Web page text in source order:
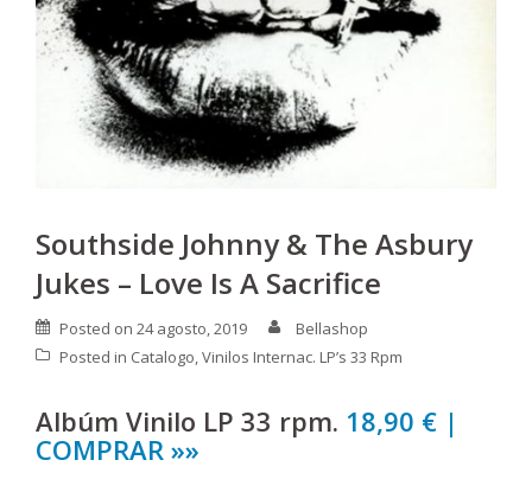
Southside Johnny & The Asbury
Jukes – Love Is A Sacrifice
Posted on 24 agosto, 2019
Bellashop
Posted in Catalogo Vinilos Internac. LP’s 33 Rpm
Albúm Vinilo LP 33 rpm. 18,90 € |
COMPRAR »»